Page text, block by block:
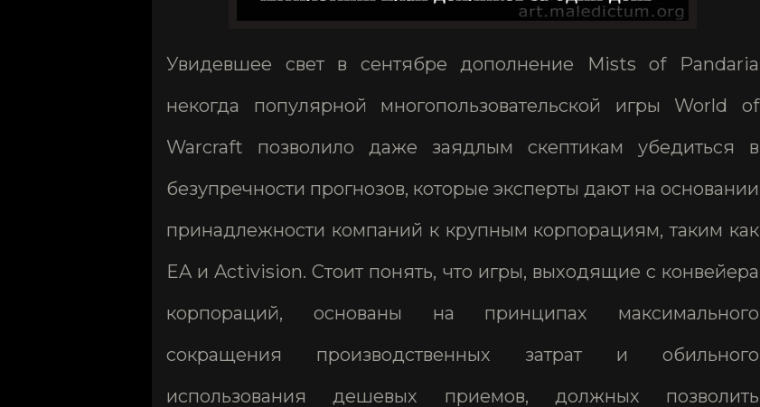
Увидевшее свет в сентябре дополнение Mists of Pandaria
некогда популярной многопользовательской игры World of
Warcraft позволило даже заядлым скептикам убедиться в
безупречности прогнозов, которые эксперты дают на основании
принадлежности компаний к крупным корпорациям, таким как
EA и Activision. Стоит понять, что игры, выходящие с конвейера
корпораций, основаны на принципах максимального
сокращения производственных затрат и обильного
использования дешевых приемов, должных позволить